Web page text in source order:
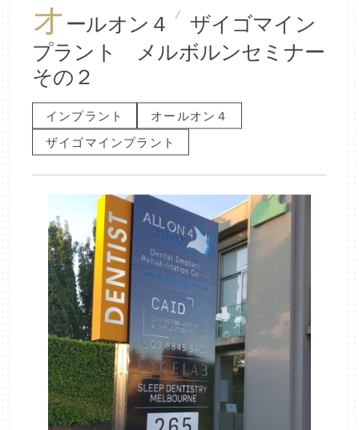
オ ールオン４ ザイゴマイン
プラント メルボルンセミナー
その２
インプラント
オールオン４
ザイゴマインプラント